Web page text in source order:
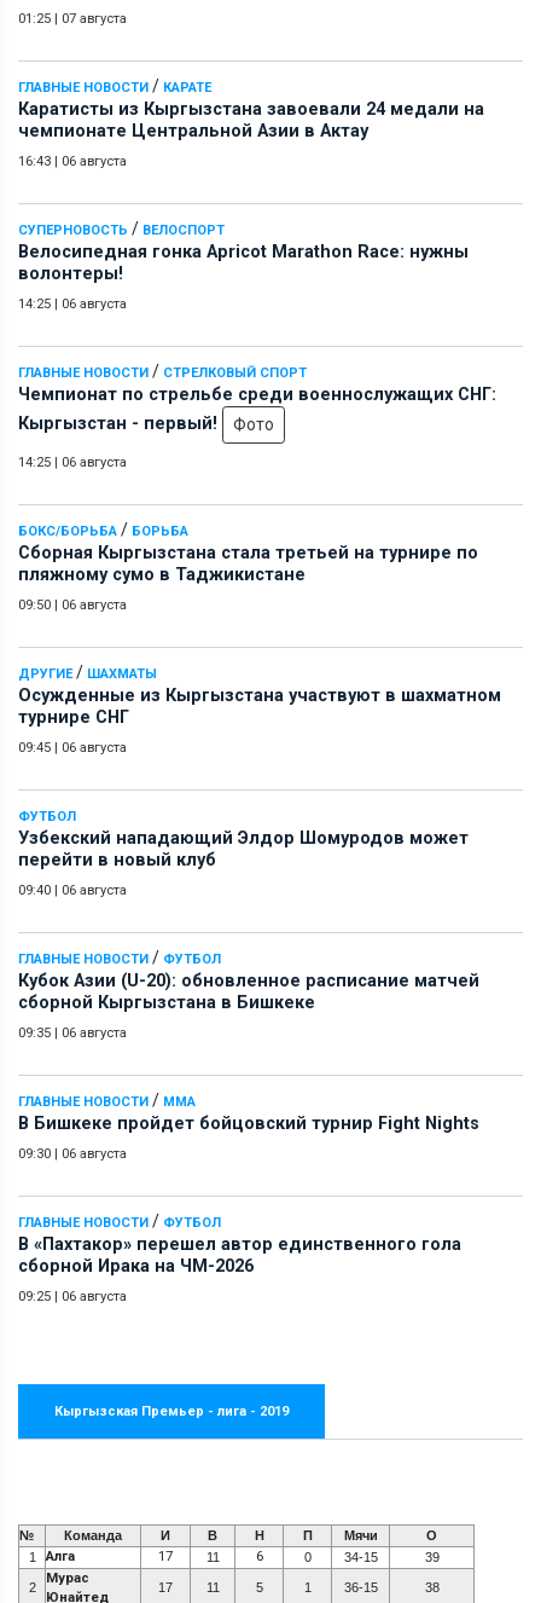
01:25 | 07 августа
ГЛАВНЫЕ НОВОСТИ / КАРАТЕ
Каратисты из Кыргызстана завоевали 24 медали на
чемпионате Центральной Азии в Актау
16:43 | 06 августа
СУПЕРНОВОСТЬ / ВЕЛОСПОРТ
Велосипедная гонка Apricot Marathon Race: нужны
волонтеры!
14:25 | 06 августа
ГЛАВНЫЕ НОВОСТИ / СТРЕЛКОВЫЙ СПОРТ
Чемпионат по стрельбе среди военнослужащих СНГ:
Кыргызстан - первый!
Фото
14:25 | 06 августа
БОКС/БОРЬБА / БОРЬБА
Сборная Кыргызстана стала третьей на турнире по
пляжному сумо в Таджикистане
09:50 | 06 августа
ДРУГИЕ/ ШАХМАТЫ
Осужденные из Кыргызстана участвуют в шахматном
турнире СНГ
09:45 | 06 августа
ФУТБОЛ
Узбекский нападающий Элдор Шомуродов может
перейти в новый клуб
09:40 | 06 августа
ГЛАВНЫЕ НОВОСТИ / ФУТБОЛ
Кубок Азии (U-20): обновленное расписание матчей
сборной Кыргызстана в Бишкеке
09:35 | 06 августа
ГЛАВНЫЕ НОВОСТИ / ММА
В Бишкеке пройдет бойцовский турнир Fight Nights
09:30 | 06 августа
ГЛАВНЫЕ НОВОСТИ / ФУТБОЛ
В «Пахтакор» перешел автор единственного гола
сборной Ирака на ЧМ-2026
09:25 | 06 августа
Кыргызская Премьер - лига - 2019
№ Команда И В Н П Мячи
О
1
Алга 17 11 6 0 34-15 39
2
Мурас
Юнайтед
17 11 5 1 36-15 38